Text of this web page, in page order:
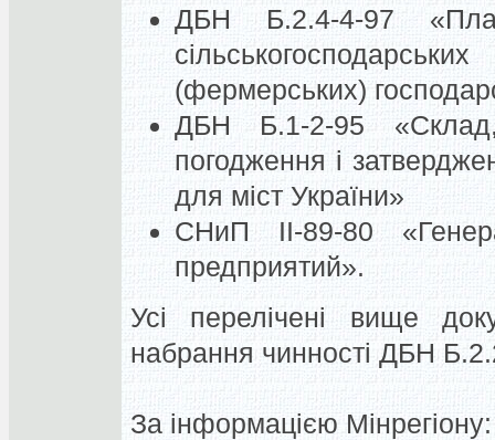
ДБН Б.2.4-4-97
(фермерських)
ДБН Б.1-2-95 «Склад,
погодження і
для міст України»
СНиП ІІ-89-80
предприятий».
Усі перелічені вище
набрання чинності ДБН
За інформацією Мінрегіону: